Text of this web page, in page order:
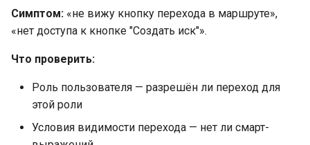
Симптом: «не вижу кнопку перехода в маршруте»,
«нет доступа к кнопке "Создать иск"».
Что проверить:
Роль пользователя — разрешён ли переход для
этой роли
Условия видимости перехода — нет ли смарт-